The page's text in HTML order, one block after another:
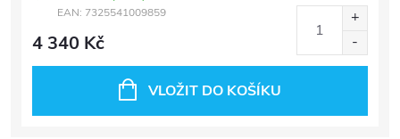
EAN: 7325541009859
4 340 Kč
VLOŽIT DO KOŠÍKU